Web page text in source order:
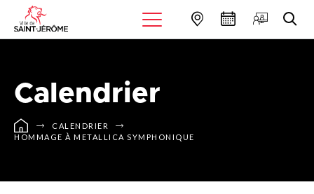
Calendrier
CALENDRIER
HOMMAGE À METALLICA SYMPHONIQUE